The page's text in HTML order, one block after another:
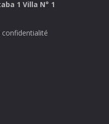
1 Villa N° 1
confidentialité